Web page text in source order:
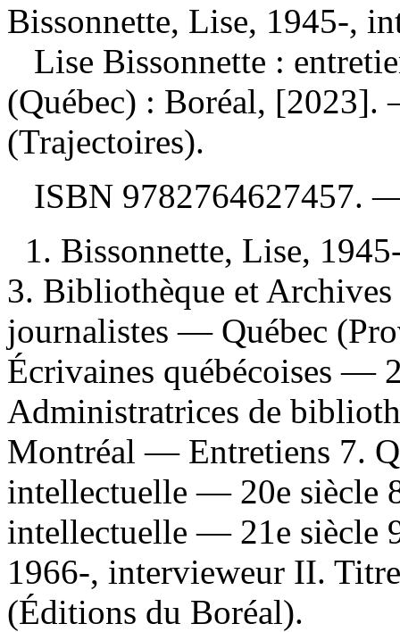
Bissonnette, Lise, 1945-,
Lise Bissonnette :
(Québec) : Boréal,
(Trajectoires).
ISBN 9782764627457.
1. Bissonnette, Lise,
3. Bibliothèque et Archives
journalistes — Québec
Écrivaines québécoises —
Administratrices de
Montréal — Entretiens 7.
intellectuelle — 20e siècle
intellectuelle — 21e siècle
1966-, intervieweur II.
(Éditions du Boréal).